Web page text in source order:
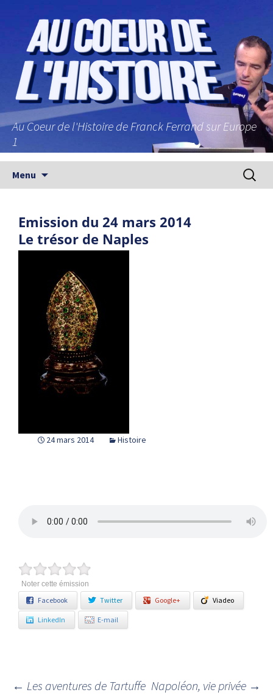
Au Coeur de l'Histoire de Franck Ferrand sur Europe
1
Menu
Emission du 24 mars 2014
Le trésor de Naples
24 mars 2014 Histoire
Noter cette émission
Facebook Twitter Google+ Viadeo
LinkedIn E-mail
← Les aventures de Tartuffe Napoléon, vie privée →